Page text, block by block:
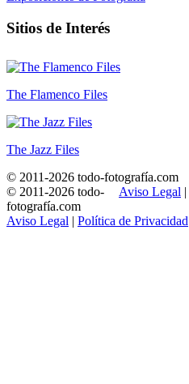
Sitios de Interés
The Flamenco Files
The Jazz Files
© 2011-2026 todo-fotografía.com
Aviso Legal
© 2011-2026 todo-
fotografía.com
Aviso Legal
Política de Privacidad